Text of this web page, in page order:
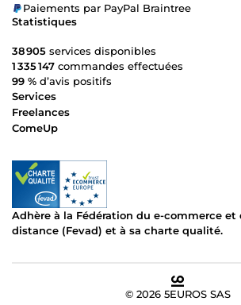
Paiements par PayPal Braintree
Statistiques
38 905 services disponibles
1 335 147 commandes effectuées
99 % d’avis positifs
Services
Freelances
ComeUp
Adhère à la Fédération du e-commerce et
distance (Fevad) et à sa charte qualité.
© 2026 5EUROS SAS